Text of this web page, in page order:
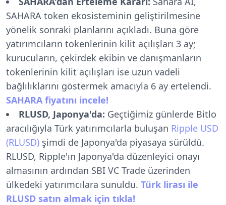
SAHARA token ekosisteminin geliştirilmesine
yönelik sonraki planlarını açıkladı. Buna göre
yatırımcıların tokenlerinin kilit açılışları 3 ay;
kurucuların, çekirdek ekibin ve danışmanların
tokenlerinin kilit açılışları ise uzun vadeli
bağlılıklarını göstermek amacıyla 6 ay ertelendi.
SAHARA fiyatını incele!
RLUSD, Japonya'da: Geçtiğimiz günlerde Bitlo
aracılığıyla Türk yatırımcılarla buluşan Ripple USD
(RLUSD) şimdi de Japonya'da piyasaya sürüldü.
RLUSD, Ripple'ın Japonya'da düzenleyici onayı
almasının ardından SBI VC Trade üzerinden
ülkedeki yatırımcılara sunuldu. Türk lirası ile
RLUSD satın almak için tıkla!